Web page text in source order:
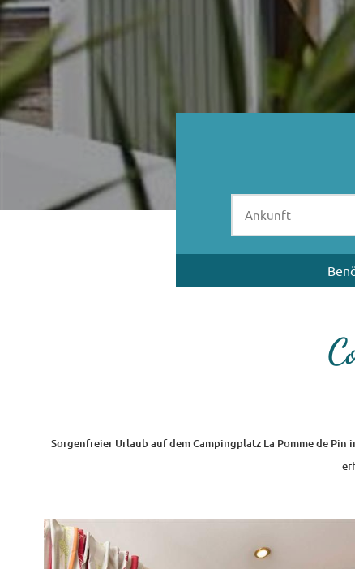
Sorgenfreier Urlaub auf dem Campingplatz La Pomme de